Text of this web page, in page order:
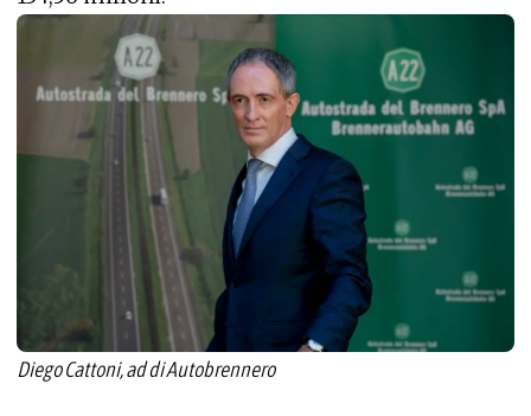
Diego Cattoni, ad di Autobrennero